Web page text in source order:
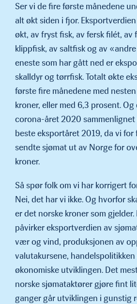
Ser vi de fire første månedene
alt økt siden i fjor.
økt, av fryst fisk, av fersk filét, av
klippfisk, av saltfisk og av
eneste som har gått ned er
skalldyr og tørrfisk. Totalt økte
første fire månedene med
kroner, eller med 6,3 prosent. Og
corona-året 2020
beste eksportåret 2019, da vi for
sendte sjømat ut av Norge for
kroner.
Så spør folk om vi har korrigert
Nei, det har vi ikke. Og hvorfor
er det norske kroner som
påvirker eksportverdien av
vær og vind, produksjonen av
valutakursene,
økonomis­ke utviklingen. Det
norske sjømataktører gjøre fint
ganger går utviklingen i gunstig